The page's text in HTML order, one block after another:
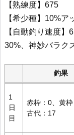
【熟練度】675
【希少種】10%ア
【自動釣り速度
30%、神妙バラク
釣果
1
日
目
赤枠：0、黄枠
古代：17